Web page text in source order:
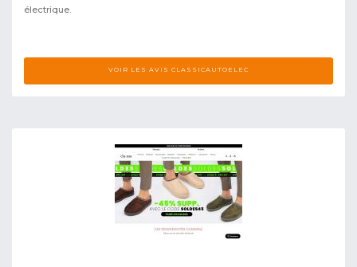
électrique.
VOIR LES AVIS CLASSICAUTOELEC